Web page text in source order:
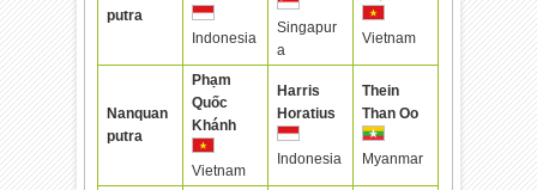
putra
Indonesia
Singapur
a
Vietnam
Nanquan
putra
Phạm
Quốc
Khánh
Vietnam
Harris
Horatius
Indonesia
Thein
Than Oo
Myanmar